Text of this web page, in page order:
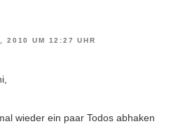
2010 UM 12:27 UHR
wieder ein paar Todos abhaken